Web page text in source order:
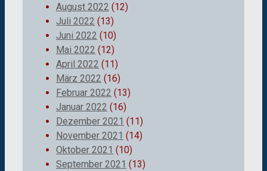
August 2022 (12)
Juli 2022 (13)
Juni 2022 (10)
Mai 2022 (12)
April 2022 (11)
März 2022 (16)
Februar 2022 (13)
Januar 2022 (16)
Dezember 2021 (11)
November 2021 (14)
Oktober 2021 (10)
September 2021 (13)